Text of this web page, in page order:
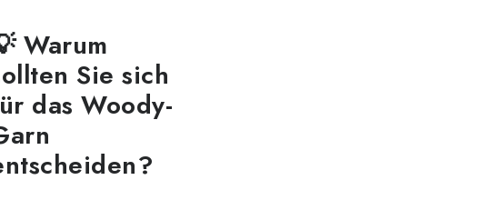
Warum
Sie sich
das Woody-